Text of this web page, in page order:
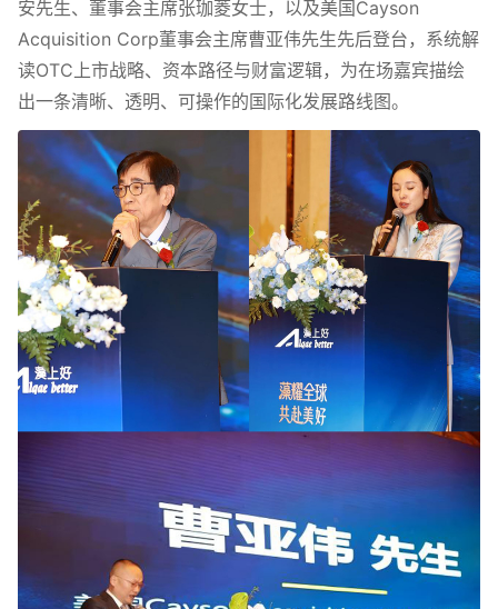
安先生、董事会主席张珈菱女士，以及美国Cayson
Acquisition Corp董事会主席曹亚伟先生先后登台，系统解
读OTC上市战略、资本路径与财富逻辑，为在场嘉宾描绘
出一条清晰、透明、可操作的国际化发展路线图。